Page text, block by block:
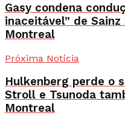
Gasy condena
inaceitável” de
Montreal
Próxima Notícia
Hulkenberg perde o
Stroll e Tsunoda
Montreal